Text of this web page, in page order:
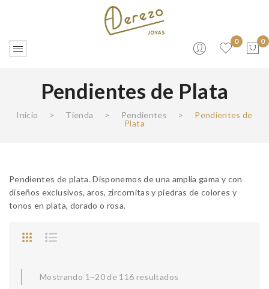
0
No products in the cart.
0
Pendientes de Plata
Inicio > Tienda > Pendientes >
Pendientes de
Plata
Pendientes de plata. Disponemos de una amplia gama y con
diseños exclusivos, aros, zircornitas y piedras de colores y
tonos en plata, dorado o rosa.
Mostrando 1–20 de 116 resultados